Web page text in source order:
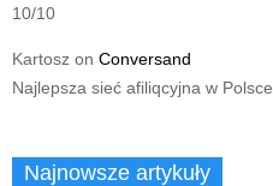
10/10
Kartosz on Conversand
Najlepsza sieć afiliqcyjna w Polsce
Najnowsze artykuły